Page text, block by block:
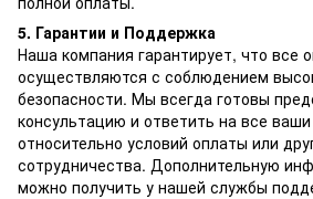
5. Гарантии и Поддержка
Наша компания гарантирует, что все
осуществляются с соблюдением
безопасности. Мы всегда готовы
консультацию и ответить на все
относительно условий оплаты или
сотрудничества. Дополнительную
можно получить у нашей службы